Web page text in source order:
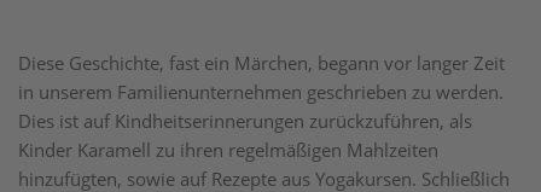
Diese Geschichte, fast ein Märchen, begann vor langer Zeit
in unserem Familienunternehmen geschrieben zu werden.
Dies ist auf Kindheitserinnerungen zurückzuführen, als
Kinder Karamell zu ihren regelmäßigen Mahlzeiten
hinzufügten, sowie auf Rezepte aus Yogakursen. Schließlich